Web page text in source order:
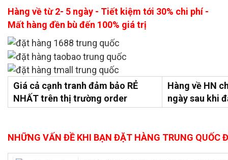
Hàng về từ 2- 5 ngày - Tiết kiệm tới 30% chi phí -
Mất hàng đền bù đến 100% giá trị
Giá cả cạnh tranh đảm bảo RẺ
NHẤT trên thị trường order
Hàng về HN
ngày sau khi
NHỮNG VẤN ĐỀ KHI BẠN ĐẶT HÀNG TRUNG QUỐC